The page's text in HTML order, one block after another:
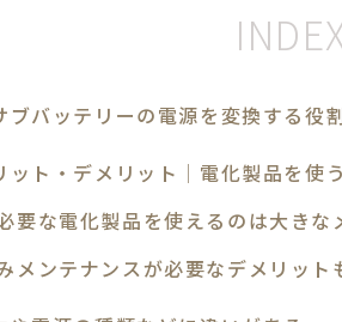
ブバッテリーの電源を変換する役
ット・デメリット│電化製品を使
要な電化製品を使えるのは大きな
メンテナンスが必要なデメリット